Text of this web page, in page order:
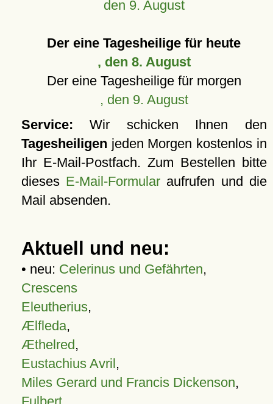
den 9. August
Der eine Tagesheilige für heute
, den 8. August
Der eine Tagesheilige für morgen
, den 9. August
Service: Wir schicken Ihnen den
Tagesheiligen jeden Morgen kostenlos in
Ihr E-Mail-Postfach. Zum Bestellen bitte
dieses E-Mail-Formular aufrufen und die
Mail absenden.
Aktuell und neu:
• neu: Celerinus und Gefährten,
Crescens
Eleutherius,
Ælfleda,
Æthelred,
Eustachius Avril,
Miles Gerard und Francis Dickenson,